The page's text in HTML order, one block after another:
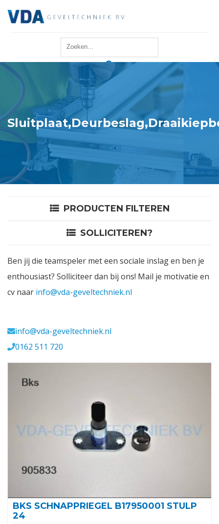
Reparatie
Onderhoud
Merken
Producten
Offerte
Login
Vacatures
PRODUCTEN FILTEREN
SOLLICITEREN?
Ben jij die teamspeler met een sociale inslag en ben je
enthousiast? Solliciteer dan bij ons! Mail je motivatie en
cv naar info@vda-geveltechniek.nl
info@vda-geveltechniek.nl
0162 511 720
BKS SCHNAPPRIEGEL B17950001 STULP
24